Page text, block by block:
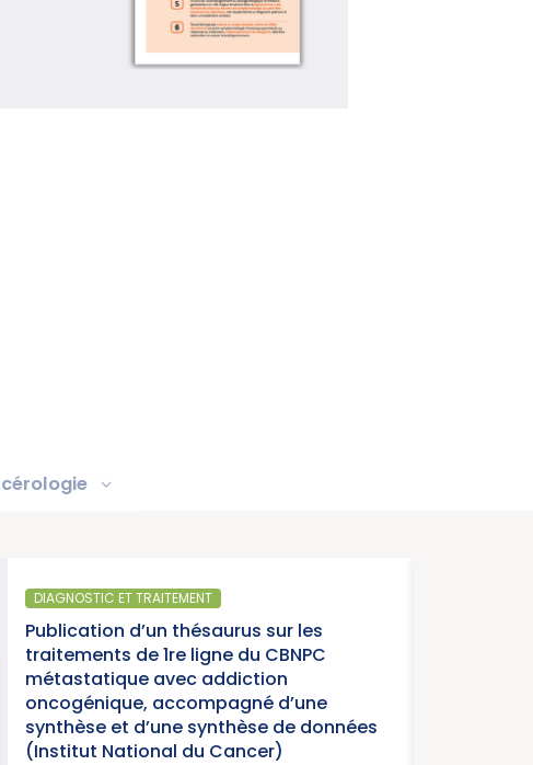
sur les
du CBNPC
addiction
d’une
de données
Cancer)